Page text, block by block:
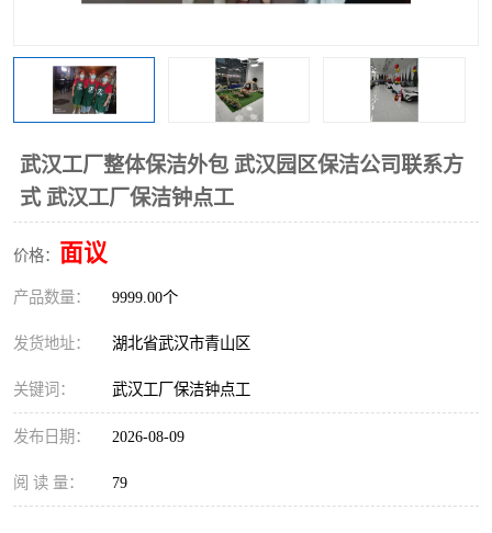
武汉工厂整体保洁外包 武汉园区保洁公司联系方
式 武汉工厂保洁钟点工
价格： 面议
产品数量： 9999.00个
发货地址： 湖北省武汉市青山区
关键词： 武汉工厂保洁钟点工
发布日期： 2026-08-09
阅 读 量： 79